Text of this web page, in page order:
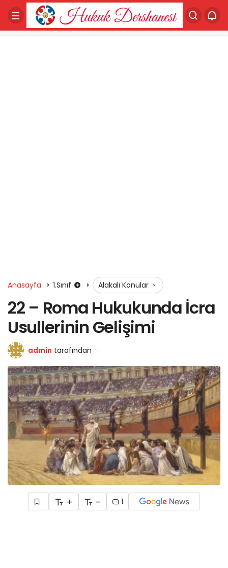
Anasayfa 1.Sınıf Alakalı Konular
22 – Roma Hukukunda İcra
Usullerinin Gelişimi
admin tarafından -
+ - 1